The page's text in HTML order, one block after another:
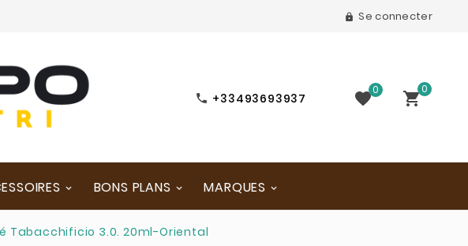
 Se connecter
 +33493693937 0 
0
BONS PLANS MARQUES
Tabacchificio 3.0. 20ml-Oriental